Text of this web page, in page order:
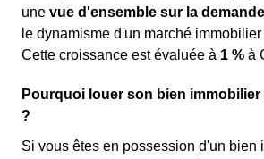
une vue d'ensemble sur la
le dynamisme d'un marché
Cette croissance est évaluée à 1 % à
Pourquoi louer son bien
?
Si vous êtes en possession d'un bien